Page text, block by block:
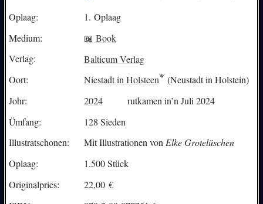
Oplaag:
1. Oplaag
Medium:
📖 Book
Verlag:
Balticum Verlag
Oort:
Niestadt in Holsteen
(Neustadt in Holstein)
Johr:
2024
rutkamen in’n Juli 2024
Ümfang:
128 Sieden
Illustratschonen:
Mit Illustrationen vonElke Grotelüschen
Oplaag:
1.500 Stück
Originalpries:
22,00 €